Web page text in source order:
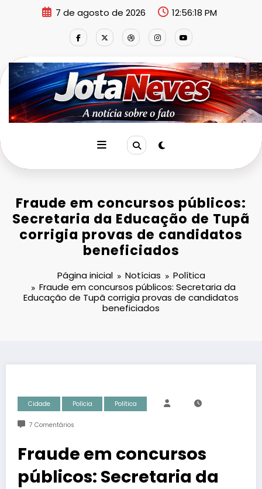
7 de agosto de 2026 12:56:19 PM
Fraude em concursos públicos:
Secretaria da Educação de Tupã
corrigia provas de candidatos
beneficiados
Página inicial Notícias
Política
Fraude em concursos públicos: Secretaria da
Educação de Tupã corrigia provas de candidatos
beneficiados
Cidade Polícia Política
7 Comentários
Fraude em concursos
públicos: Secretaria da